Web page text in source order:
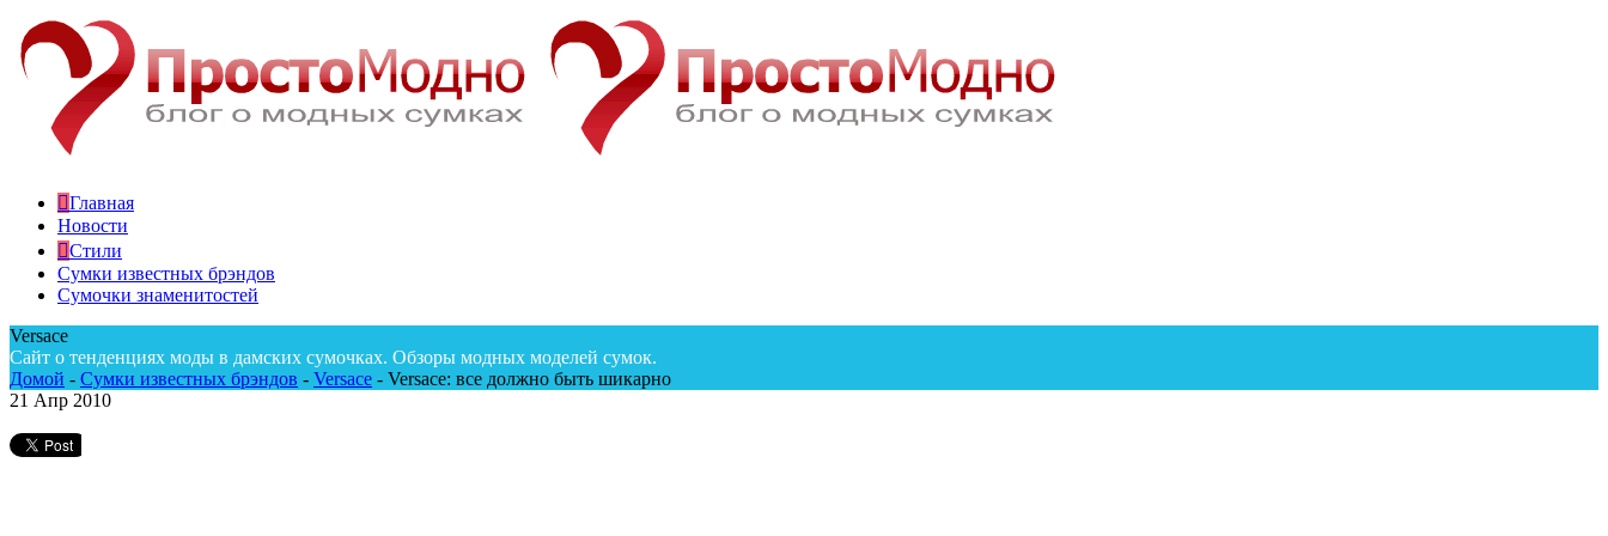
Главная
Новости
Стили
Сумки известных брэндов
Сумочки знаменитостей
Versace
Сайт о тенденциях моды в дамских сумочках. Обзоры модных моделей сумок.
Домой - Сумки известных брэндов - Versace - Versace: все должно быть шикарно
21 Апр 2010